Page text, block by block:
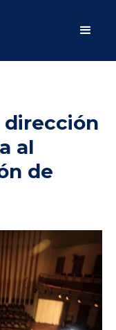
dirección
al
de